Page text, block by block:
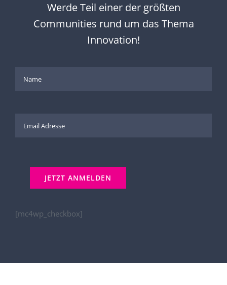
Werde Teil einer der größten
Communities rund um das Thema
Innovation!
[mc4wp_checkbox]